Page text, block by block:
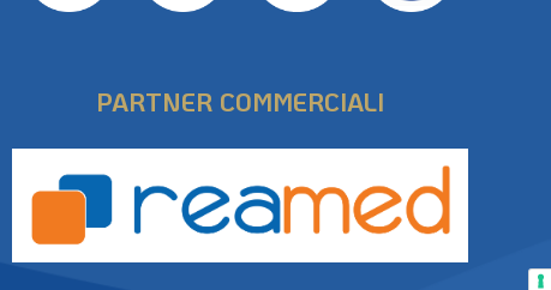
PARTNER COMMERCIALI